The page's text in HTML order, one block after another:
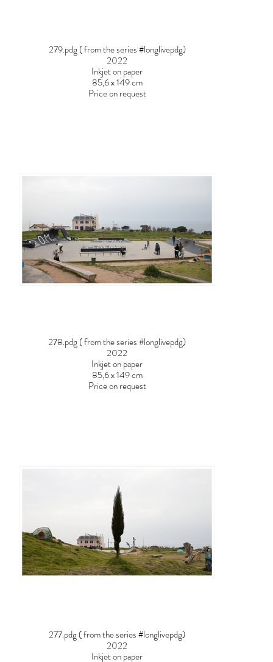
279.pdg ( from the series #longlivepdg)
2022
Inkjet on paper
85,6 x 149 cm
Price on request
278.pdg ( from the series #longlivepdg)
2022
Inkjet on paper
85,6 x 149 cm
Price on request
277.pdg ( from the series #longlivepdg)
2022
Inkjet on paper